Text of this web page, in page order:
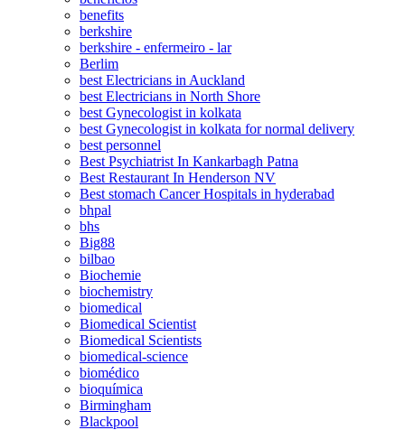
benefits
berkshire
berkshire - enfermeiro - lar
Berlim
best Electricians in Auckland
best Electricians in North Shore
best Gynecologist in kolkata
best Gynecologist in kolkata for normal delivery
best personnel
Best Psychiatrist In Kankarbagh Patna
Best Restaurant In Henderson NV
Best stomach Cancer Hospitals in hyderabad
bhpal
bhs
Big88
bilbao
Biochemie
biochemistry
biomedical
Biomedical Scientist
Biomedical Scientists
biomedical-science
biomédico
bioquímica
Birmingham
Blackpool